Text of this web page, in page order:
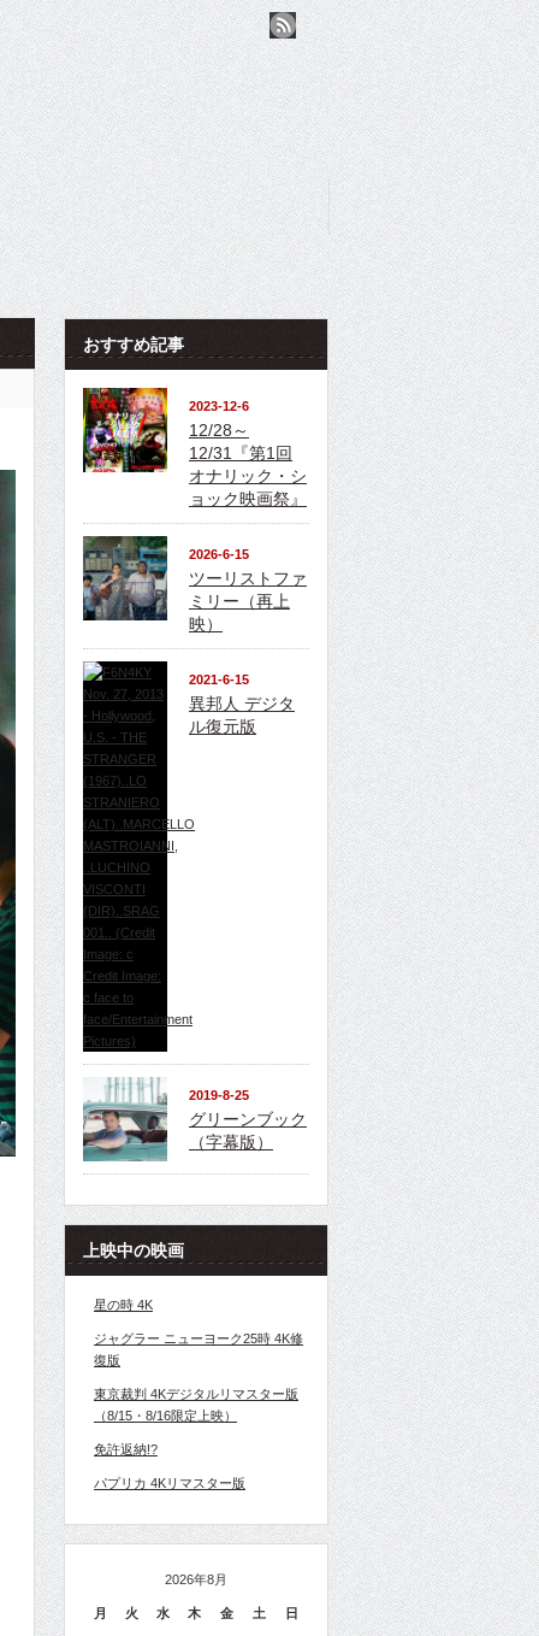
おすすめ記事
2023-12-6
12/28～
12/31『第1回
オナリック・シ
ョック映画祭』
2026-6-15
ツーリストファ
ミリー（再上
映）
2021-6-15
異邦人 デジタ
ル復元版
2019-8-25
グリーンブック
（字幕版）
上映中の映画
星の時 4K
ジャグラー ニューヨーク25時 4K修
復版
東京裁判 4Kデジタルリマスター版
（8/15・8/16限定上映）
免許返納!?
パプリカ 4Kリマスター版
2026年8月
月 火 水 木 金 土 日